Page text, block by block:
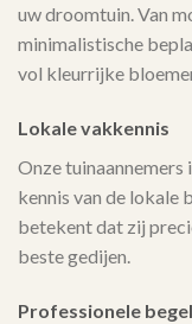
uw droomtuin. Van
minimalistische
vol kleurrijke
Lokale vakkennis
Onze
kennis van de lokale
betekent dat zij
beste gedijen.
Professionele